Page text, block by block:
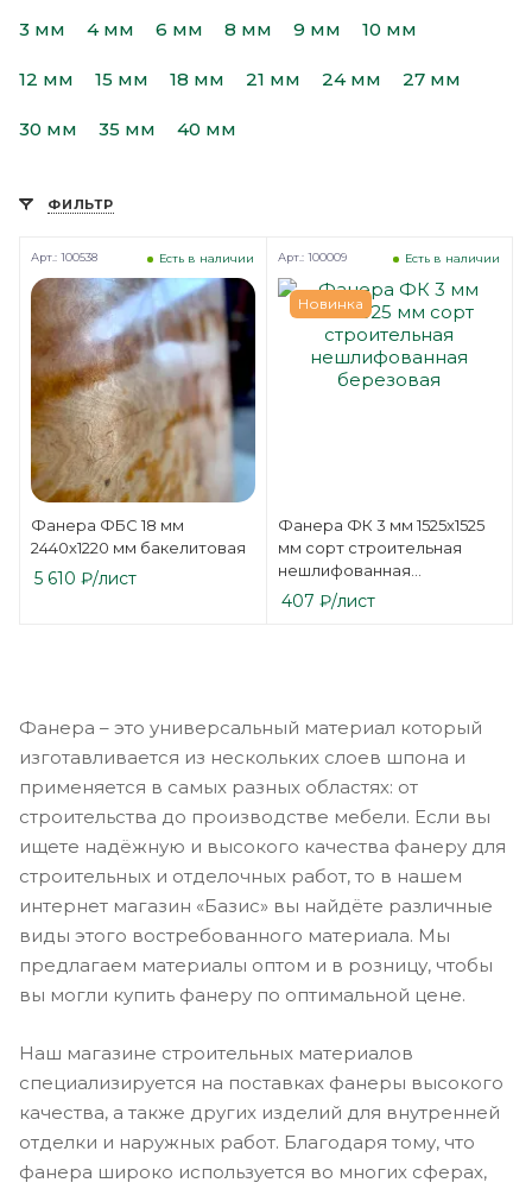
3 мм 4 мм 6 мм 8 мм 9 мм 10 мм
12 мм 15 мм 18 мм 21 мм 24 мм 27 мм
30 мм 35 мм 40 мм
ФИЛЬТР
Фанера ФБС 18 мм
2440х1220 мм бакелитовая
Есть в наличии
Арт.: 100538
5 610 ₽/лист
Новинка
Фанера ФК 3 мм 1525х1525
мм сорт строительная
нешлифованная
березовая
Есть в наличии
Арт.: 100009
407 ₽/лист
Фанера – это универсальный материал который
изготавливается из нескольких слоев шпона и
применяется в самых разных областях: от
строительства до производстве мебели. Если вы
ищете надёжную и высокого качества фанеру для
строительных и отделочных работ, то в нашем
интернет магазин «Базис» вы найдёте различные
виды этого востребованного материала. Мы
предлагаем материалы оптом и в розницу, чтобы
вы могли купить фанеру по оптимальной цене.
Наш магазине строительных материалов
специализируется на поставках фанеры высокого
качества, а также других изделий для внутренней
отделки и наружных работ. Благодаря тому, что
фанера широко используется во многих сферах,